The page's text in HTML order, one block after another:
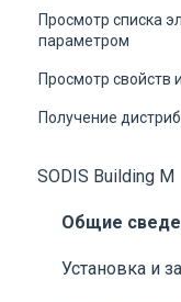
Просмотр списка
параметром
Просмотр свойств
Получение
SODIS Building M
Общие
Установка и